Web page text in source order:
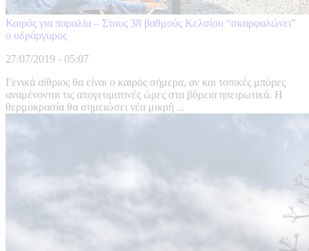
Καιρός για παραλία – Στους 38 βαθμούς Κελσίου “σκαρφαλώνει”
ο υδράργυρος
27/07/2019 - 05:07
Γενικά αίθριος θα είναι ο καιρός σήμερα, αν και τοπικές μπόρες
αναμένονται τις απογευματινές ώρες στα βόρεια ηπειρωτικά. Η
θερμοκρασία θα σημειώσει νέα μικρή ...